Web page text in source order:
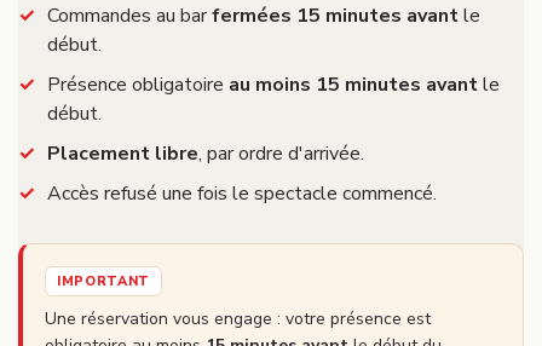
Commandes au barfermées 15 minutes avantle
début.
Présence obligatoire au moins 15 minutes avantle
début.
Placement libre, par ordre d'arrivée.
Accès refusé une fois le spectacle commencé.
IMPORTANT
Une réservation vous engage : votre présence est